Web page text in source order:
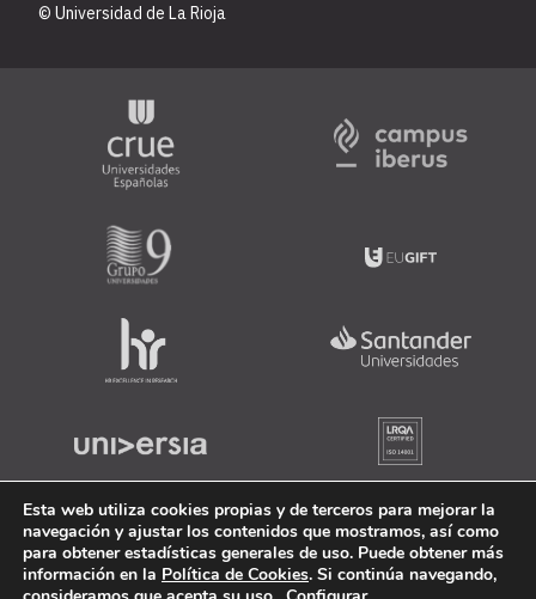
© Universidad de La Rioja
Esta web utiliza cookies propias y de terceros para mejorar la
navegación y ajustar los contenidos que mostramos, así como
para obtener estadísticas generales de uso. Puede obtener más
información en la Política de Cookies. Si continúa navegando,